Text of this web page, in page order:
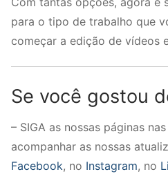
para o tipo de trabalho que
começar a edição de vídeos
Se você gostou
– SIGA as nossas páginas
acompanhar as nossas
Facebook, no Instagram, no